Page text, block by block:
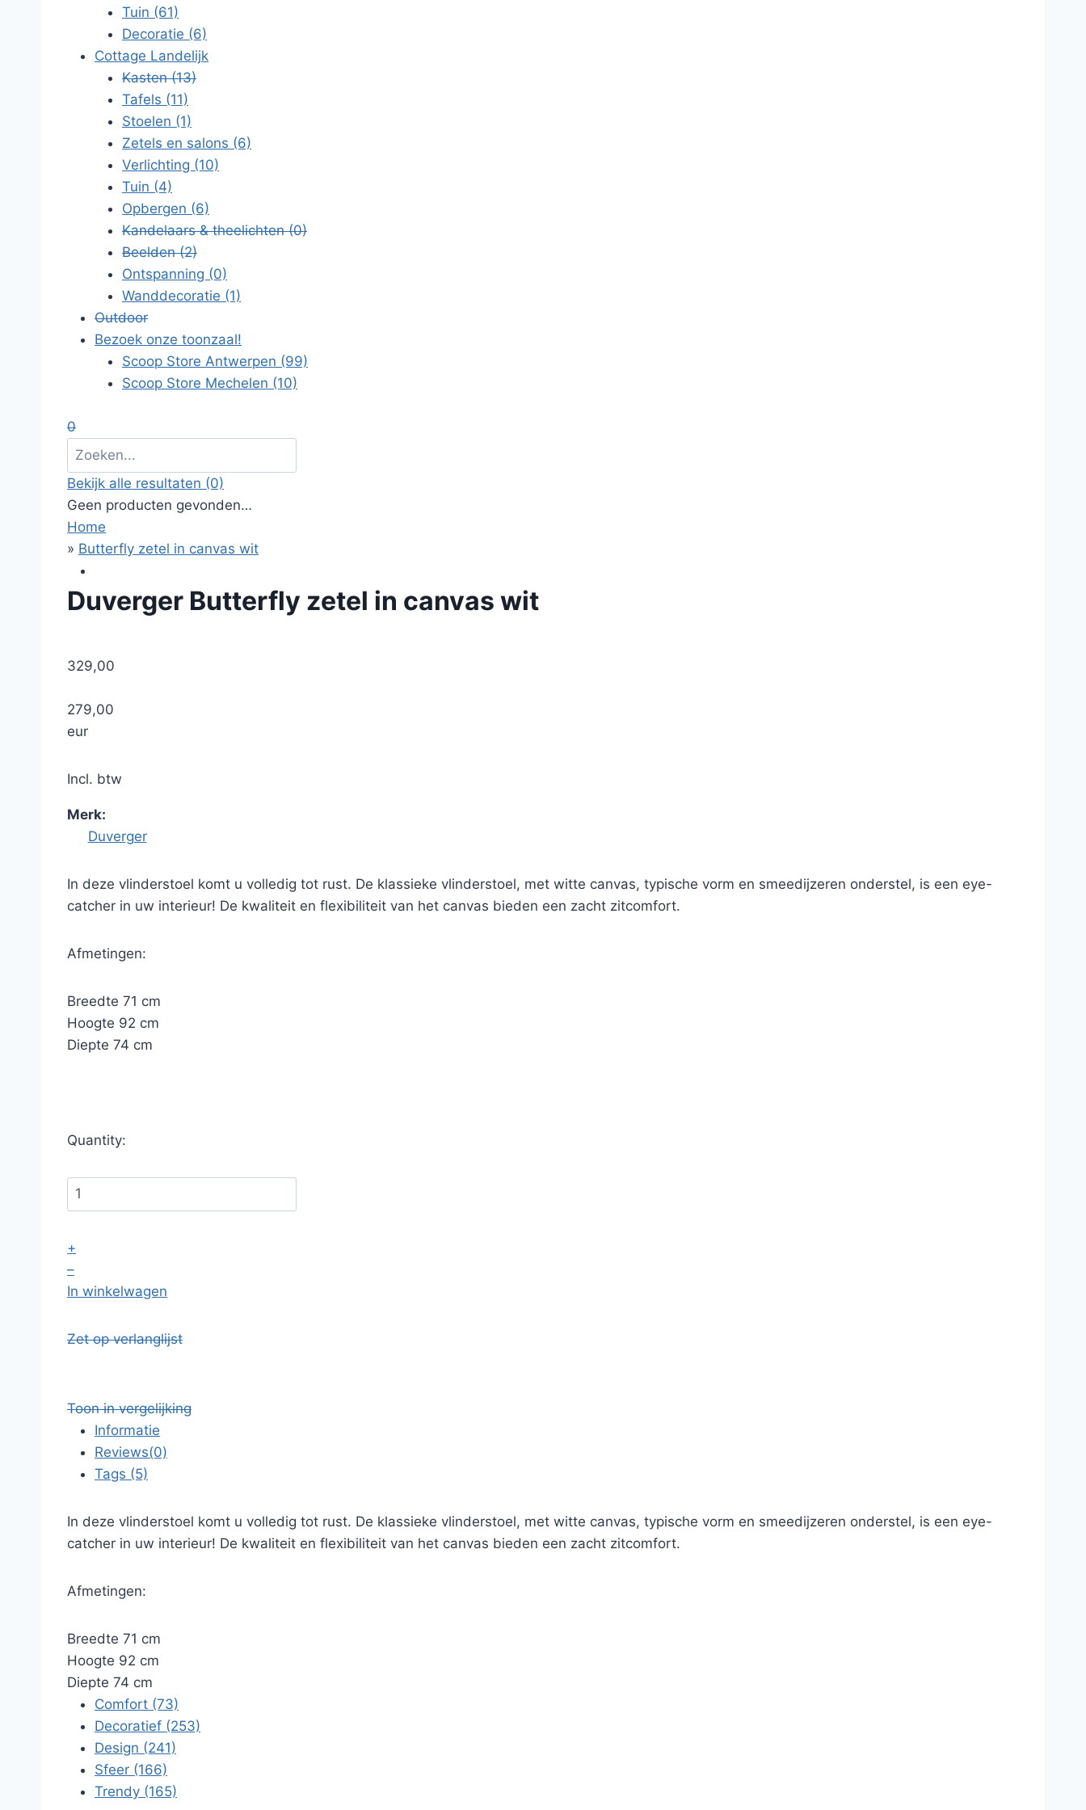
Tuin (61)
Decoratie (6)
Cottage Landelijk
Kasten(13)
Tafels (11)
Stoelen (1)
Zetels en salons (6)
Verlichting (10)
Tuin (4)
Opbergen (6)
Kandelaars & theelichten(0)
Beelden(2)
Ontspanning (0)
Wanddecoratie (1)
Outdoor
Bezoek onze toonzaal!
Scoop Store Antwerpen (99)
Scoop Store Mechelen (10)
0
Bekijk alle resultaten (0)
Geen producten gevonden…
Home
» Butterfly zetel in canvas wit
Duverger Butterfly zetel in canvas wit
329,00
279,00
eur
Incl. btw
Merk:
Duverger
In deze vlinderstoel komt u volledig tot rust. De klassieke vlinderstoel, met witte canvas, typische vorm en smeedijzeren onderstel, is een eye-
catcher in uw interieur! De kwaliteit en flexibiliteit van het canvas bieden een zacht zitcomfort.
Afmetingen:
Breedte 71 cm
Hoogte 92 cm
Diepte 74 cm
Quantity:
+
–
In winkelwagen
Zet op verlanglijst
Toon in vergelijking
Informatie
Reviews(0)
Tags (5)
In deze vlinderstoel komt u volledig tot rust. De klassieke vlinderstoel, met witte canvas, typische vorm en smeedijzeren onderstel, is een eye-
catcher in uw interieur! De kwaliteit en flexibiliteit van het canvas bieden een zacht zitcomfort.
Afmetingen:
Breedte 71 cm
Hoogte 92 cm
Diepte 74 cm
Comfort (73)
Decoratief (253)
Design (241)
Sfeer (166)
Trendy (165)